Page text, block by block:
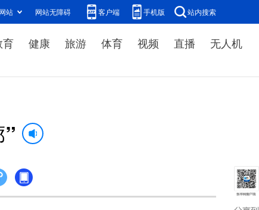
站 网站无障碍 客户端 手机版 站内搜索
育 健康 旅游 体育 视频 直播 无人机